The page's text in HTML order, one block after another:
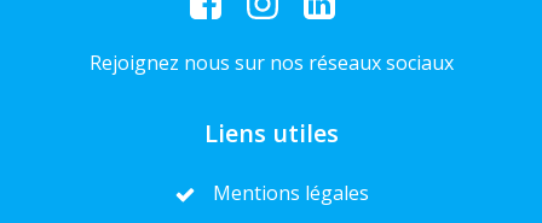
Rejoignez nous sur nos réseaux sociaux
Liens utiles
Mentions légales